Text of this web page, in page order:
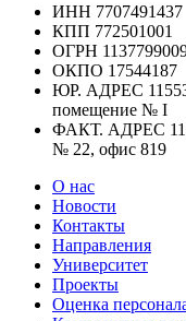
ИНН 7707491437
КПП 772501001
ОГРН
ОКПО 17544187
ЮР. АДРЕС
помещение № I
ФАКТ. АДРЕС
№ 22, офис 819
О нас
Новости
Контакты
Направления
Университет
Проекты
Оценка